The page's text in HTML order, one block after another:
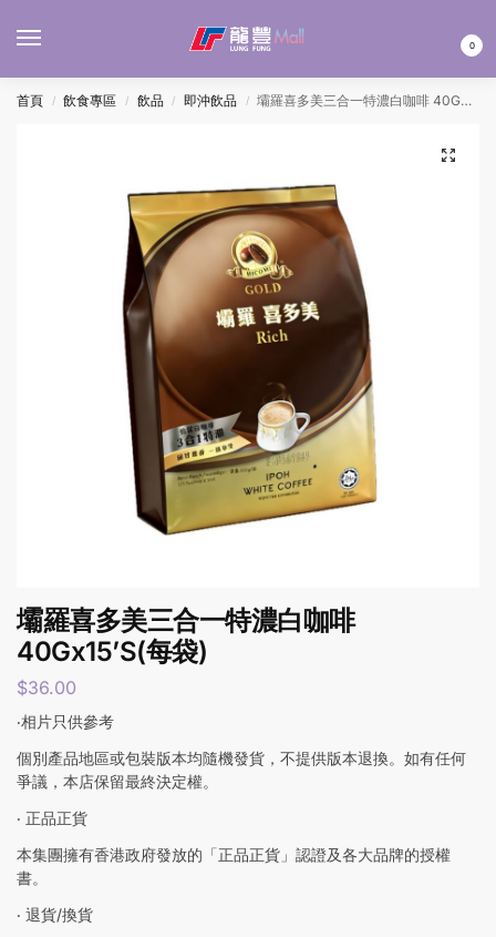
0
首頁 / 飲食專區 / 飲品 / 即沖飲品 / 壩羅喜多美三合一特濃白咖啡 40Gx15’S(每袋)
壩羅喜多美三合一特濃白咖啡
40Gx15’S(每袋)
$36.00
‧相片只供參考
個別產品地區或包裝版本均隨機發貨，不提供版本退換。如有任何
爭議，本店保留最終決定權。
‧ 正品正貨
本集團擁有香港政府發放的「正品正貨」認證及各大品牌的授權
書。
‧ 退貨/換貨